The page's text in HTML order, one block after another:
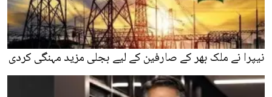
نیپرا نے ملک بھر کے صارفین کے لیے بجلی مزید مہنگی کردی